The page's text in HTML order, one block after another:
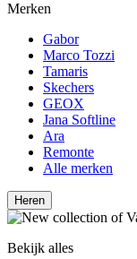
Merken
Gabor
Marco Tozzi
Tamaris
Skechers
GEOX
Jana Softline
Ara
Remonte
Alle merken
Heren
Bekijk alles